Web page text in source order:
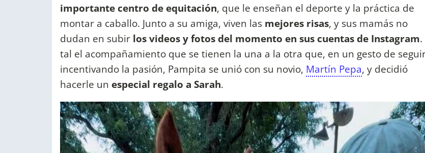
importante centro de equitación, que le enseñan el deporte y la práctica de
montar a caballo. Junto a su amiga, viven las mejores risas, y sus mamás no
dudan en subir los videos y fotos del momento en sus cuentas de Instagram.
tal el acompañamiento que se tienen la una a la otra que, en un gesto de
incentivando la pasión, Pampita se unió con su novio, Martín Pepa, y decidió
hacerle un especial regalo a Sarah.